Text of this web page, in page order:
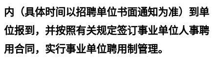
内（具体时间以招聘单位书面通知为准）到单
位报到，并按照有关规定签订事业单位人事聘
用合同，实行事业单位聘用制管理。